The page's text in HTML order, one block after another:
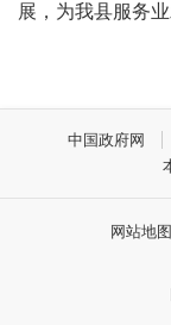
展，为我县服务
中国政府网
网站地图